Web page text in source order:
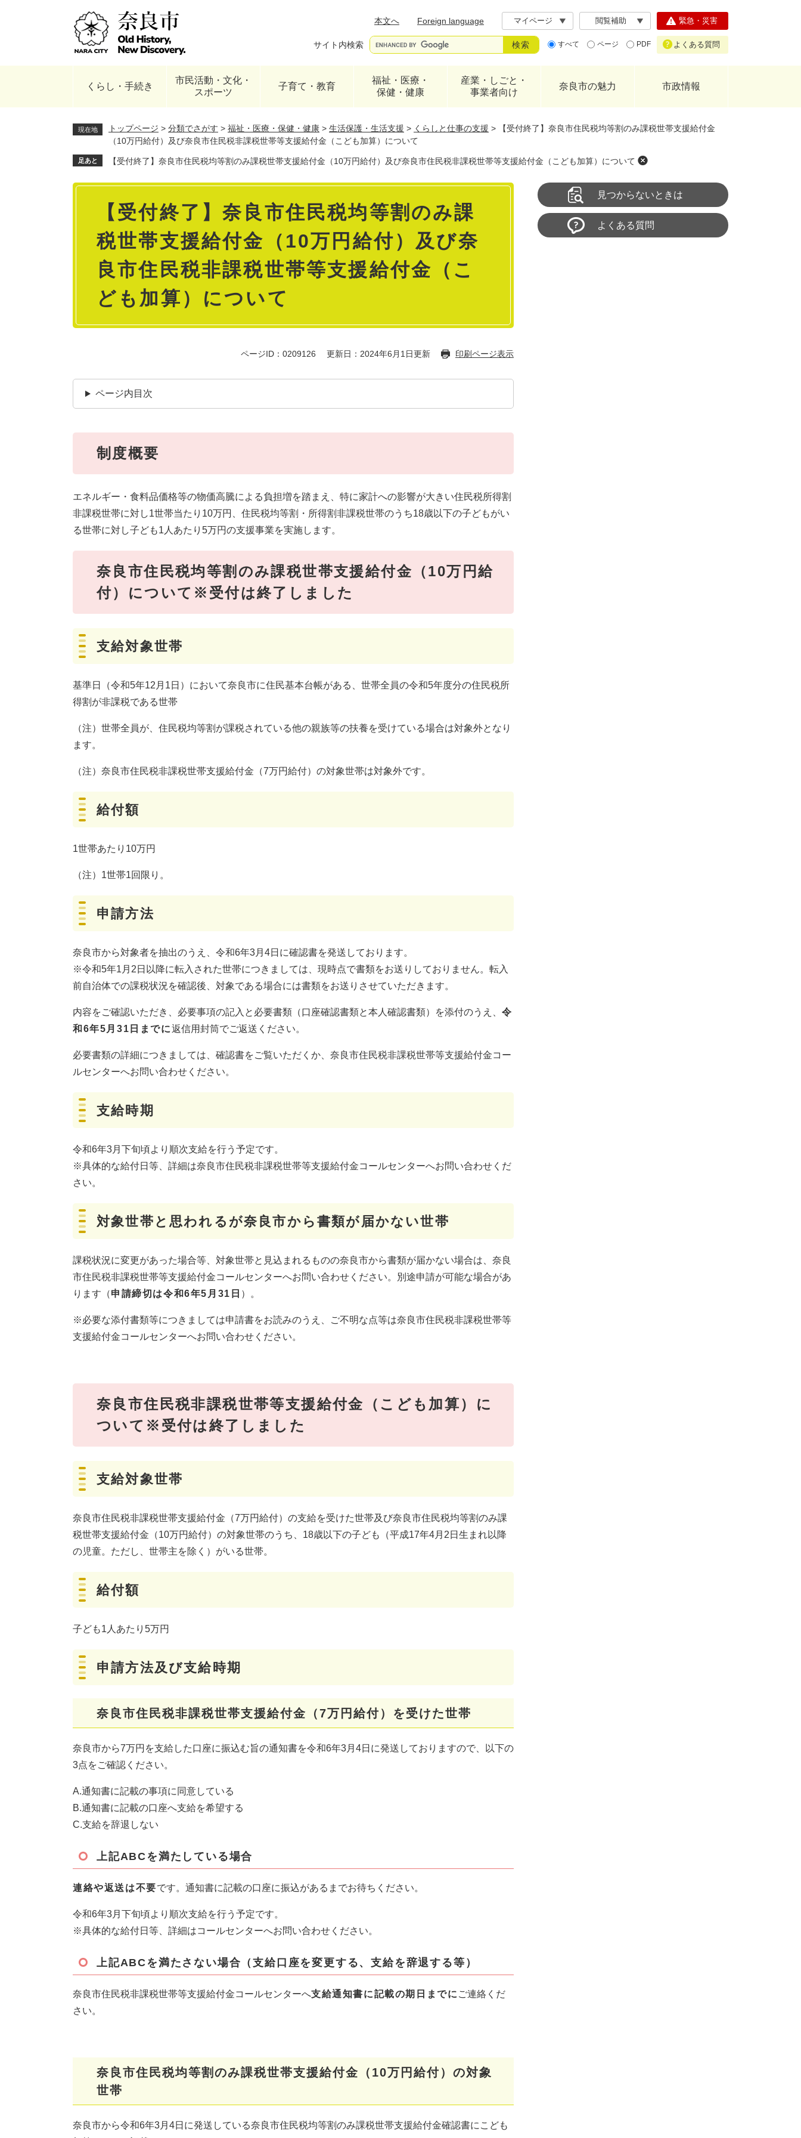
本文へ
Foreign language マイページ 閲覧補助
サイト内検索 すべて ページ PDF
緊急・災害
よくある質問
くらし・手続き
市民活動・文化・
スポーツ
子育て・教育
福祉・医療・
保健・健康
産業・しごと・
事業者向け
奈良市の魅力 市政情報
現在地 トップページ > 分類でさがす > 福祉・医療・保健・健康 > 生活保護・生活支援 > くらしと仕事の支援 >
【受付終了】奈良市住民税均等割のみ課税世帯支援給付金
（10万円給付）及び奈良市住民税非課税世帯等支援給付金（こども加算）について
足あと 【受付終了】奈良市住民税均等割のみ課税世帯支援給付金（10万円給付）及び奈良市住民税非課税世帯等支援給付金（こども加算）について
本
【受付終了】奈良市住民税均等割のみ課
税世帯支援給付金（10万円給付）及び奈
良市住民税非課税世帯等支援給付金（こ
ども加算）について
ページID：0209126 更新日：2024年6月1日更新 印刷ページ表示
ページ内目次
制度概要
エネルギー・食料品価格等の物価高騰による負担増を踏まえ、特に家計への影響が大きい住民税所得割
非課税世帯に対し1世帯当たり10万円、住民税均等割・所得割非課税世帯のうち18歳以下の子どもがい
る世帯に対し子ども1人あたり5万円の支援事業を実施します。
奈良市住民税均等割のみ課税世帯支援給付金（10万円給
付）について※受付は終了しました
支給対象世帯
基準日（令和5年12月1日）において奈良市に住民基本台帳がある、世帯全員の令和5年度分の住民税所
得割が非課税である世帯
（注）世帯全員が、住民税均等割が課税されている他の親族等の扶養を受けている場合は対象外となり
ます。
（注）奈良市住民税非課税世帯支援給付金（7万円給付）の対象世帯は対象外です。
給付額
1世帯あたり10万円
（注）1世帯1回限り。
申請方法
奈良市から対象者を抽出のうえ、令和6年3月4日に確認書を発送しております。
​※令和5年1月2日以降に転入された世帯につきましては、現時点で書類をお送りしておりません。転入
前自治体での課税状況を確認後、対象である場合には書類をお送りさせていただきます。
内容をご確認いただき、必要事項の記入と必要書類（口座確認書類と本人確認書類）を添付のうえ、 令
和6年5月31日までに返信用封筒でご返送ください。
必要書類の詳細につきましては、確認書をご覧いただくか、奈良市住民税非課税世帯等支援給付金コー
ルセンターへお問い合わせください。
支給時期
令和6年3月下旬頃より順次支給を行う予定です。
※具体的な給付日等、詳細は奈良市住民税非課税世帯等支援給付金コールセンターへお問い合わせくだ
さい。
対象世帯と思われるが奈良市から書類が届かない世帯
課税状況に変更があった場合等、対象世帯と見込まれるものの奈良市から書類が届かない場合は、奈良
市住民税非課税世帯等支援給付金コールセンターへお問い合わせください。別途申請が可能な場合があ
ります（申請締切は令和6年5月31日 ）。
※必要な添付書類等につきましては申請書をお読みのうえ、ご不明な点等は奈良市住民税非課税世帯等
支援給付金コールセンターへお問い合わせください。
奈良市住民税非課税世帯等支援給付金（こども加算）に
ついて※受付は終了しました
支給対象世帯
奈良市住民税非課税世帯支援給付金（7万円給付）の支給を受けた世帯及び奈良市住民税均等割のみ課
税世帯支援給付金（10万円給付）の対象世帯のうち、18歳以下の子ども（平成17年4月2日生まれ以降
の児童。ただし、世帯主を除く）がいる世帯。
給付額
子ども1人あたり5万円
申請方法及び支給時期
奈良市住民税非課税世帯支援給付金（7万円給付）を受けた世帯
奈良市から7万円を支給した口座に振込む旨の通知書を令和6年3月4日に発送しておりますので、以下の
3点をご確認ください。
A.通知書に記載の事項に同意している
B.通知書に記載の口座へ支給を希望する
C.支給を辞退しない
上記ABCを満たしている場合
連絡や返送は不要です。通知書に記載の口座に振込があるまでお待ちください。​
令和6年3月下旬頃より順次支給を行う予定です。
※具体的な給付日等、詳細はコールセンターへお問い合わせください。
上記ABCを満たさない場合（支給口座を変更する、支給を辞退する等）
奈良市住民税非課税世帯等支援給付金コールセンターへ支給通知書に記載の期日までに ご連絡くだ
さい。
奈良市住民税均等割のみ課税世帯支援給付金（10万円給付）の対象
世帯
奈良市から令和6年3月4日に発送している奈良市住民税均等割のみ課税世帯支援給付金確認書にこども
見つからないときは
よくある質問